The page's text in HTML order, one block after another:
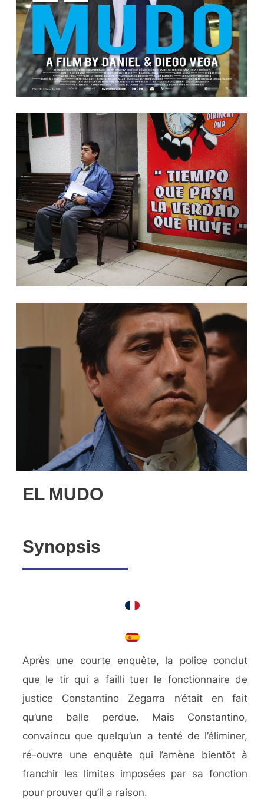
EL MUDO
Synopsis
Après une courte enquête, la police conclut
que le tir qui a failli tuer le fonctionnaire de
justice Constantino Zegarra n’était en fait
qu’une balle perdue. Mais Constantino,
convaincu que quelqu’un a tenté de l’éliminer,
ré-ouvre une enquête qui l’amène bientôt à
franchir les limites imposées par sa fonction
pour prouver qu’il a raison.